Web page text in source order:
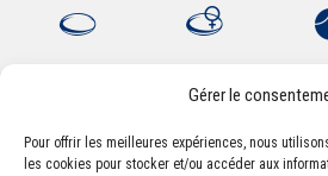
Gérer le
Pour offrir les meilleures expériences, nous
les cookies pour stocker et/ou accéder aux
Association Sportive